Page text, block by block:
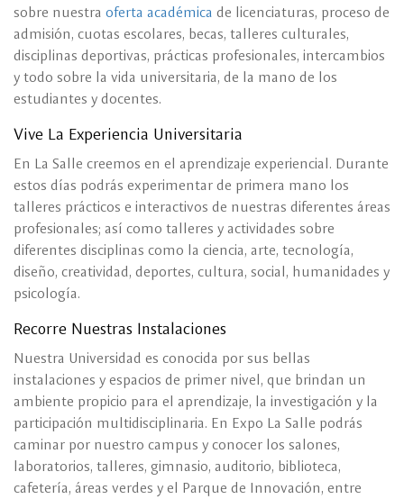
sobre nuestra oferta académica de licenciaturas, proceso de
admisión, cuotas escolares, becas, talleres culturales,
disciplinas deportivas, prácticas profesionales, intercambios
y todo sobre la vida universitaria, de la mano de los
estudiantes y docentes.
Vive La Experiencia Universitaria
En La Salle creemos en el aprendizaje experiencial. Durante
estos días podrás experimentar de primera mano los
talleres prácticos e interactivos de nuestras diferentes áreas
profesionales; así como talleres y actividades sobre
diferentes disciplinas como la ciencia, arte, tecnología,
diseño, creatividad, deportes, cultura, social, humanidades y
psicología.
Recorre Nuestras Instalaciones
Nuestra Universidad es conocida por sus bellas
instalaciones y espacios de primer nivel, que brindan un
ambiente propicio para el aprendizaje, la investigación y la
participación multidisciplinaria. En Expo La Salle podrás
caminar por nuestro campus y conocer los salones,
laboratorios, talleres, gimnasio, auditorio, biblioteca,
cafetería, áreas verdes y el Parque de Innovación, entre